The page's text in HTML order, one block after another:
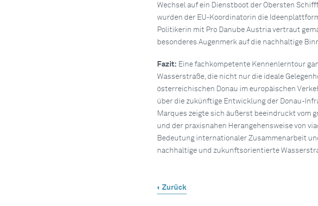
Wechsel auf ein Dienstboot der Obersten
wurden der EU-Koordinatorin die
Politikerin mit Pro Danube Austria vertraut
besonderes Augenmerk auf die nachhaltige
Fazit: Eine fachkompetente Kennenlerntour
Wasserstraße, die nicht nur die ideale
österreichischen Donau im europäischen
über die zukünftige Entwicklung der Donau-
Marques zeigte sich äußerst beeindruckt vom
und der praxisnahen Herangehensweise von
Bedeutung internationaler Zusammenarbeit
nachhaltige und zukunftsorientierte
Zurück